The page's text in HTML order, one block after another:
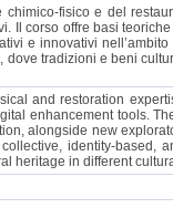
fisico e del
corso offre basi
e innovativi
tradizioni e beni
and restoration
enhancement tools.
alongside new
identity-
heritage in different